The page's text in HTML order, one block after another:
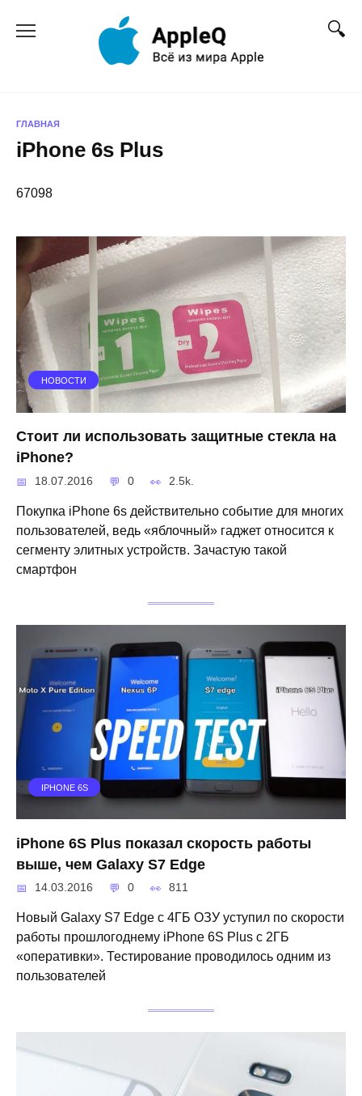
ГЛАВНАЯ
iPhone 6s Plus
67098
НОВОСТИ
Стоит ли использовать защитные стекла на
iPhone?
18.07.2016 0 2.5k.
Покупка iPhone 6s действительно событие для многих
пользователей, ведь «яблочный» гаджет относится к
сегменту элитных устройств. Зачастую такой
смартфон
IPHONE 6S
iPhone 6S Plus показал скорость работы
выше, чем Galaxy S7 Edge
14.03.2016 0 811
Новый Galaxy S7 Edge с 4ГБ ОЗУ уступил по скорости
работы прошлогоднему iPhone 6S Plus с 2ГБ
«оперативки». Тестирование проводилось одним из
пользователей